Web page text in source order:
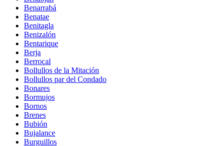
Benarrabá
Benatae
Benitagla
Benizalón
Bentarique
Berja
Berrocal
Bollullos de la Mitación
Bollullos par del Condado
Bonares
Bormujos
Bornos
Brenes
Bubión
Bujalance
Burguillos